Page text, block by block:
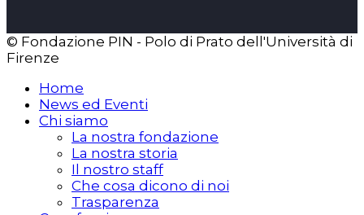
© Fondazione PIN - Polo di Prato dell'Università di
Firenze
Home
News ed Eventi
Chi siamo
La nostra fondazione
La nostra storia
Il nostro staff
Che cosa dicono di noi
Trasparenza